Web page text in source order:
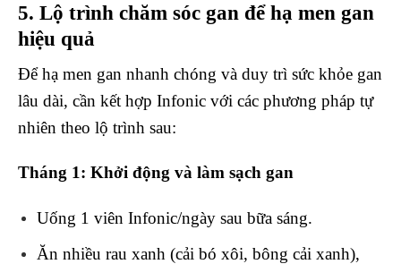
5. Lộ trình chăm sóc gan để hạ men gan
hiệu quả
Để hạ men gan nhanh chóng và duy trì sức khỏe gan
lâu dài, cần kết hợp Infonic với các phương pháp tự
nhiên theo lộ trình sau:
Tháng 1: Khởi động và làm sạch gan
Uống 1 viên Infonic/ngày sau bữa sáng.
Ăn nhiều rau xanh (cải bó xôi, bông cải xanh),